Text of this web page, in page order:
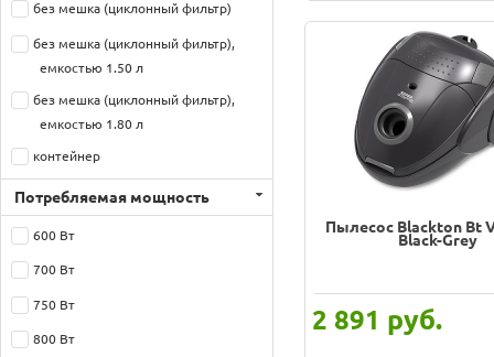
Centek
DAEWOO
DEERMA
DEFORT
DELTA
без мешка (циклонный фильтр)
без мешка (циклонный фильтр),
емкостью 1.50 л
без мешка (циклонный фильтр),
емкостью 1.80 л
контейнер
контейнер 1.40 л
Потребляемая мощность
600 Вт
700 Вт
750 Вт
800 Вт
Пылесос Blackton Bt
Black-Grey
2 891 руб.